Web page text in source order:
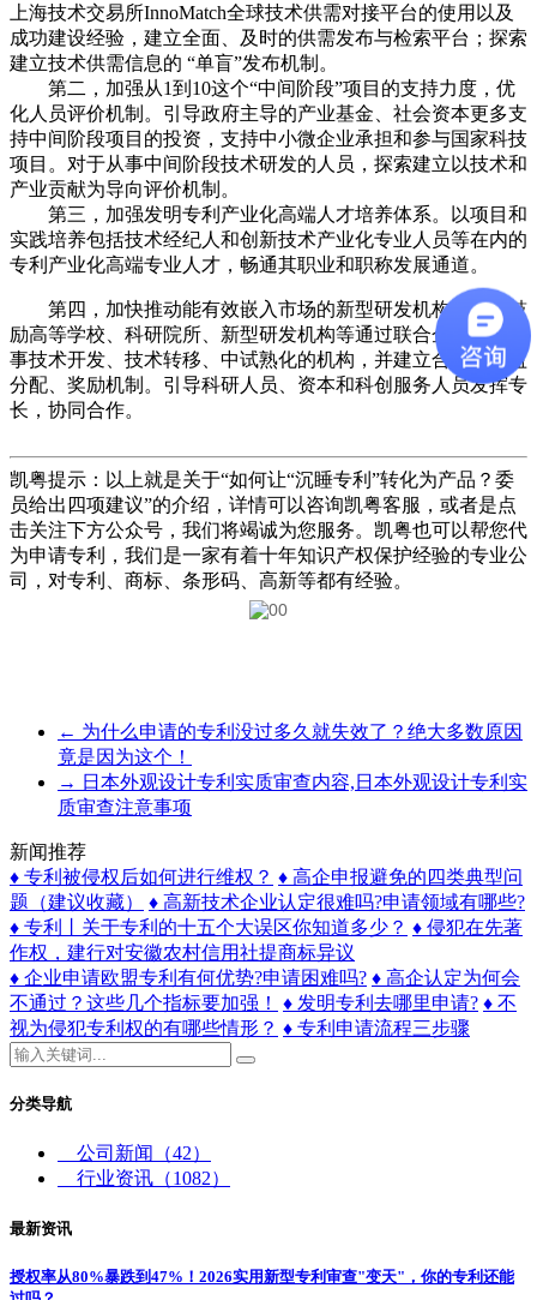
上海技术交易所InnoMatch全球技术供需对接平台的使用以及
成功建设经验，建立全面、及时的供需发布与检索平台；探索
建立技术供需信息的 “单盲”发布机制。
第二，加强从1到10这个“中间阶段”项目的支持力度，优
化人员评价机制。引导政府主导的产业基金、社会资本更多支
持中间阶段项目的投资，支持中小微企业承担和参与国家科技
项目。对于从事中间阶段技术研发的人员，探索建立以技术和
产业贡献为导向评价机制。
第三，加强发明专利产业化高端人才培养体系。以项目和
实践培养包括技术经纪人和创新技术产业化专业人员等在内的
专利产业化高端专业人才，畅通其职业和职称发展通道。
第四，加快推动能有效嵌入市场的新型研发机构建设。鼓
励高等学校、科研院所、新型研发机构等通过联合企业设立从
事技术开发、技术转移、中试熟化的机构，并建立合理的收益
分配、奖励机制。引导科研人员、资本和科创服务人员发挥专
长，协同合作。
凯粤提示：以上就是关于“如何让“沉睡专利”转化为产品？委
员给出四项建议”的介绍，详情可以咨询凯粤客服，或者是点
击关注下方公众号，我们将竭诚为您服务。凯粤也可以帮您代
为申请专利，我们是一家有着十年知识产权保护经验的专业公
司，对专利、商标、条形码、高新等都有经验。
← 为什么申请的专利没过多久就失效了？绝大多数原因
竟是因为这个！
→ 日本外观设计专利实质审查内容,日本外观设计专利实
质审查注意事项
新闻推荐
♦ 专利被侵权后如何进行维权？ ♦ 高企申报避免的四类典型问
题（建议收藏）
♦ 高新技术企业认定很难吗?申请领域有哪些?
♦ 专利丨关于专利的十五个大误区你知道多少？ ♦ 侵犯在先著
作权，建行对安徽农村信用社提商标异议
♦ 企业申请欧盟专利有何优势?申请困难吗? ♦ 高企认定为何会
不通过？这些几个指标要加强！
♦ 发明专利去哪里申请? ♦ 不
视为侵犯专利权的有哪些情形？ ♦ 专利申请流程三步骤
分类导航
公司新闻
（42）
行业资讯 （1082）
最新资讯
授权率从80%暴跌到47%！2026实用新型专利审查"变天"，你的专利还能